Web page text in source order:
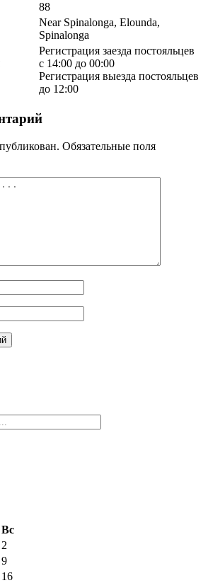
88
Near Spinalonga, Elounda,
Spinalonga
Регистрация заезда постояльцев
с 14:00 до 00:00
Регистрация выезда постояльцев
до 12:00
Обязательные поля
Вс
2
9
16